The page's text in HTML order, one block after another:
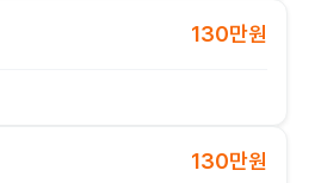
130만원
130만원